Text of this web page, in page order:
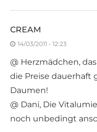
CREAM
14/03/2011 - 12:23
@ Herzmädchen,
die Preise dauerhaft
Daumen!
@ Dani, Die
noch unbedingt